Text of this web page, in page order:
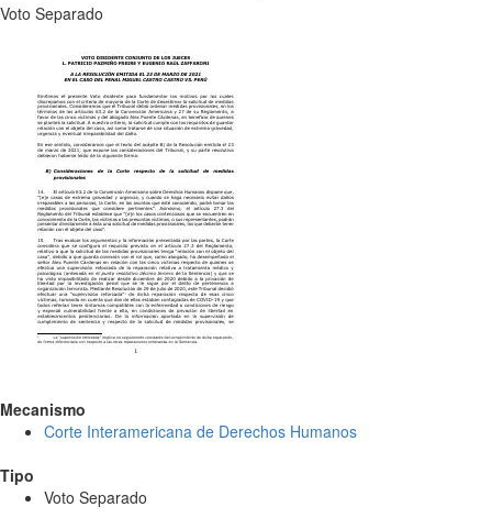
Voto Separado
Mecanismo
Corte Interamericana de Derechos Humanos
Tipo
Voto Separado